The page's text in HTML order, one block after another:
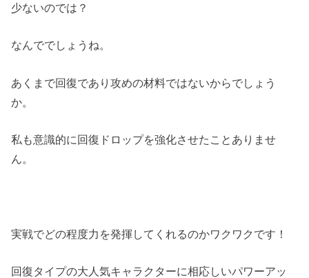
少ないのでは？
なんででしょうね。
あくまで回復であり攻めの材料ではないからでしょう
か。
私も意識的に回復ドロップを強化させたことありませ
ん。
実戦でどの程度力を発揮してくれるのかワクワクです！
回復タイプの大人気キャラクターに相応しいパワーアッ